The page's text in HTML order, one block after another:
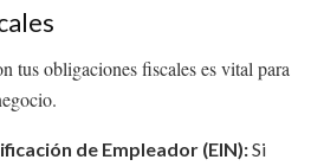
tus obligaciones fiscales es vital para
de Empleador (EIN):Si